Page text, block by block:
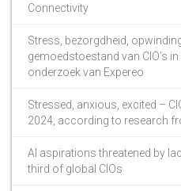
Connectivity
Stress, bezorgdheid,
gemoedstoestand van CIO’s
onderzoek van Expereo
Stressed, anxious, excited –
2024, according to research
AI aspirations threatened by
third of global CIOs